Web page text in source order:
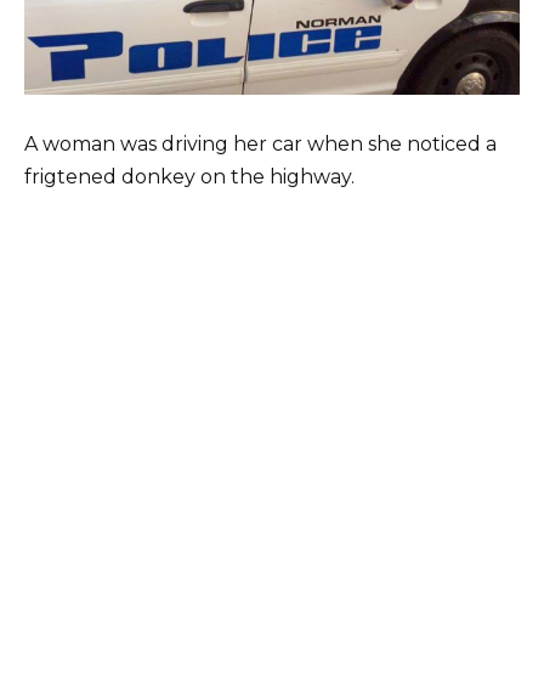
A woman was driving her car when she noticed a
frigtened donkey on the highway.